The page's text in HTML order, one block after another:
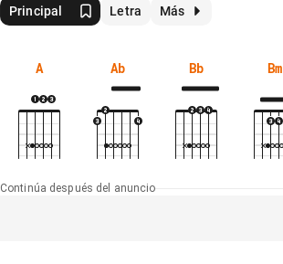
Principal Letra Más
A Ab Bb Bm
Continúa después del anuncio